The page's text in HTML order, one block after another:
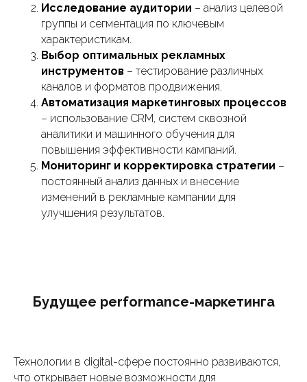
Исследование аудитории – анализ целевой
группы и сегментация по ключевым
характеристикам.
Выбор оптимальных рекламных
инструментов – тестирование различных
каналов и форматов продвижения.
Автоматизация маркетинговых процессов
– использование CRM, систем сквозной
аналитики и машинного обучения для
повышения эффективности кампаний.
Мониторинг и корректировка стратегии –
постоянный анализ данных и внесение
изменений в рекламные кампании для
улучшения результатов.
Будущее performance-маркетинга
Технологии в digital-сфере постоянно развиваются,
что открывает новые возможности для